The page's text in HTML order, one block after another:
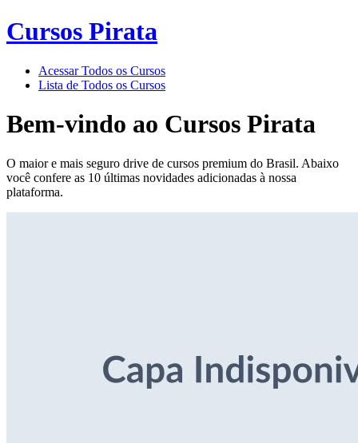
Cursos Pirata
Acessar Todos os Cursos
Lista de Todos os Cursos
Bem-vindo ao Cursos Pirata
O maior e mais seguro drive de cursos premium do Brasil. Abaixo
você confere as 10 últimas novidades adicionadas à nossa
plataforma.